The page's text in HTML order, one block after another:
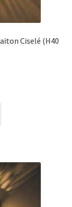
Ciselé (H40